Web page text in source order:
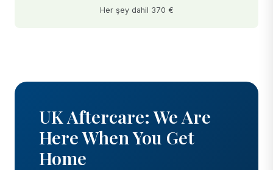
Her şey dahil 370 €
UK Aftercare: We Are
Here When You Get
Home